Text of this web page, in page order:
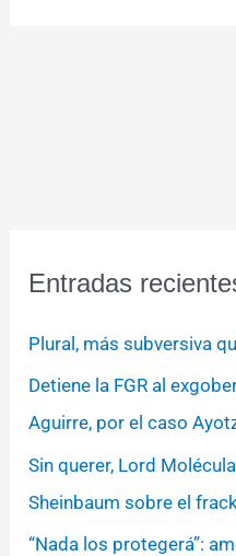
Entradas
Plural, más subversiva
Detiene la FGR al
Aguirre, por el caso
Sin querer, Lord
Sheinbaum sobre el
“Nada los protegerá”: